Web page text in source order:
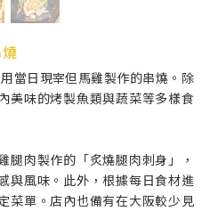
當日現宰但馬雞製作的串燒。除
美味的烤製魚類與蔬菜等多樣食
腿肉製作的「炙燒腿肉刺身」，
與風味。此外，根據每日食材進
菜單。店內也備有在大阪較少見